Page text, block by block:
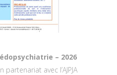
– 2026
partenariat avec l’AJPJA